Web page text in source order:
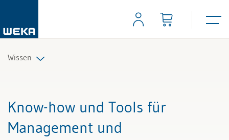
Wissen
Management
Know-how und Tools für
Management und